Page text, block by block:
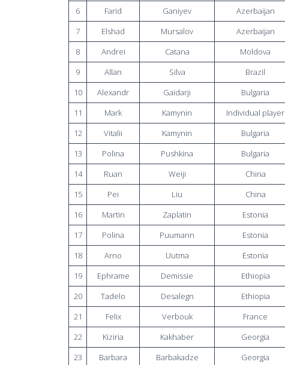
6
Farid Ganiyev Azerbaijan
7
Elshad Mursalov Azerbaijan
8
Andrei Catana Moldova
9
Allan Silva Brazil
10
Alexandr Gaidarji Bulgaria
11
Mark Kamynin Individual player
12
Vitalii Kamynin Bulgaria
13
Polina Pushkina Bulgaria
14
Ruan Weiji China
15
Pei Liu China
16
Martin Zaplatin Estonia
17
Polina Puumann Estonia
18
Arno Uutma Estonia
19
Ephrame Demissie Ethiopia
20
Tadelo Desalegn Ethiopia
21
Felix Verbouk France
22
Kiziria Kakhaber Georgia
23
Barbara Barbakadze Georgia